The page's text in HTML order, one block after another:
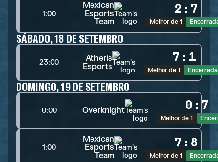
1:00
Mexican
Esports
Team
2 : 7
Melhor de 1
SÁBADO, 18 DE SETEMBRO
23:00
Atheris
Esports
7 : 1
Melhor de 1
DOMINGO, 19 DE SETEMBRO
0:00 Overknight 0 : 7
Melhor de 1
1:00
Mexican
Esports
Team
7 : 8
Melhor de 1